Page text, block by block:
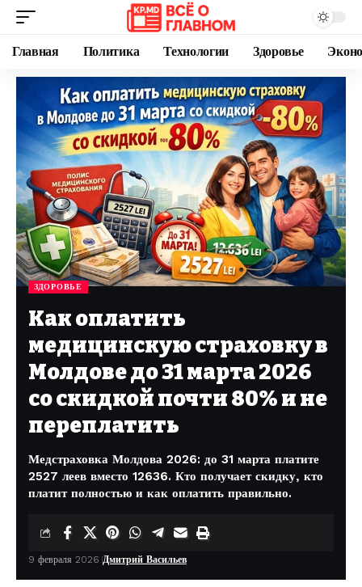
Главная Политика Технологии Здоровье
ЗДОРОВЬЕ
Как оплатить
медицинскую страховку в
Молдове до 31 марта 2026
со скидкой почти 80% и не
переплатить
Медстраховка Молдова 2026: до 31 марта платите
2527 леев вместо 12636. Кто получает скидку, кто
платит полностью и как оплатить правильно.
9 февраля 2026 Дмитрий Васильев